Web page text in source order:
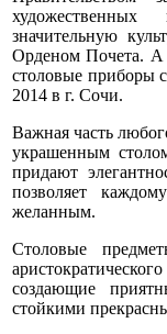
художественных
значительную
Орденом Почета. А
столовые приборы
2014 в г. Сочи.
Важная часть
украшенным
придают
позволяет
желанным.
Столовые
создающие
стойкими